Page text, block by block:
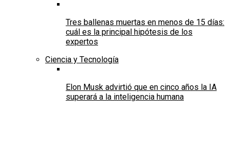
Tres ballenas muertas en menos de 15 días:
cuál es la principal hipótesis de los
expertos
Ciencia y Tecnología
Elon Musk advirtió que en cinco años la IA
superará a la inteligencia humana